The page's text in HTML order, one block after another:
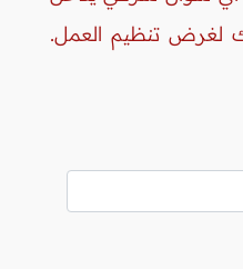
لغرض تنظيم العمل.